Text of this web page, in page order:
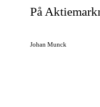
På
Johan Munck